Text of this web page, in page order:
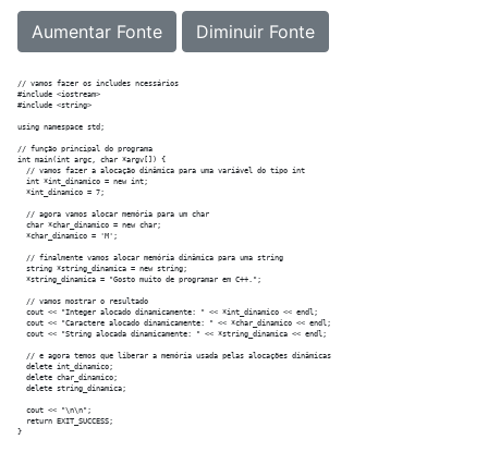
Aumentar Fonte Diminuir Fonte
// vamos fazer os includes ncessários
#include <iostream>
#include <string>
using namespace std;
// função principal do programa
int main(int argc, char *argv[]) {
  // vamos fazer a alocação dinâmica para uma variável do tipo int
  int *int_dinamico = new int;
  *int_dinamico = 7;
  // agora vamos alocar memória para um char
  char *char_dinamico = new char;
  *char_dinamico = 'M';
  // finalmente vamos alocar memória dinâmica para uma string
  string *string_dinamica = new string;
  *string_dinamica = "Gosto muito de programar em C++.";
  // vamos mostrar o resultado
  cout << "Integer alocado dinamicamente: " << *int_dinamico << endl;
  cout << "Caractere alocado dinamicamente: " << *char_dinamico << endl;
  cout << "String alocada dinamicamente: " << *string_dinamica << endl;
  // e agora temos que liberar a memória usada pelas alocações dinâmicas
  delete int_dinamico;
  delete char_dinamico;
  delete string_dinamica;
  cout << "\n\n";
  return EXIT_SUCCESS;